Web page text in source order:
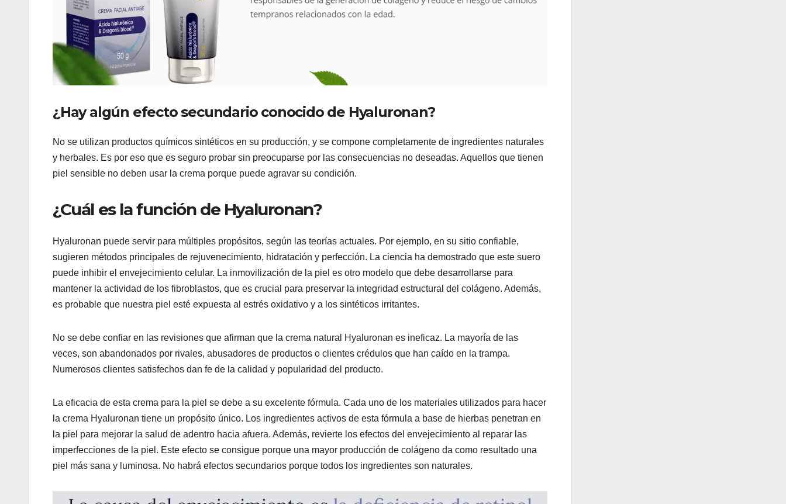
¿Hay algún efecto secundario conocido de Hyaluronan?
No se utilizan productos químicos sintéticos en su producción, y se compone completamente de ingredientes naturales
y herbales. Es por eso que es seguro probar sin preocuparse por las consecuencias no deseadas. Aquellos que tienen
piel sensible no deben usar la crema porque puede agravar su condición.
¿Cuál es la función de Hyaluronan?
Hyaluronan puede servir para múltiples propósitos, según las teorías actuales. Por ejemplo, en su sitio confiable,
sugieren métodos principales de rejuvenecimiento, hidratación y perfección. La ciencia ha demostrado que este suero
puede inhibir el envejecimiento celular. La inmovilización de la piel es otro modelo que debe desarrollarse para
mantener la actividad de los fibroblastos, que es crucial para preservar la integridad estructural del colágeno. Además,
es probable que nuestra piel esté expuesta al estrés oxidativo y a los sintéticos irritantes.
No se debe confiar en las revisiones que afirman que la crema natural Hyaluronan es ineficaz. La mayoría de las
veces, son abandonados por rivales, abusadores de productos o clientes crédulos que han caído en la trampa.
Numerosos clientes satisfechos dan fe de la calidad y popularidad del producto.
La eficacia de esta crema para la piel se debe a su excelente fórmula. Cada uno de los materiales utilizados para hacer
la crema Hyaluronan tiene un propósito único. Los ingredientes activos de esta fórmula a base de hierbas penetran en
la piel para mejorar la salud de adentro hacia afuera. Además, revierte los efectos del envejecimiento al reparar las
imperfecciones de la piel. Este efecto se consigue porque una mayor producción de colágeno da como resultado una
piel más sana y luminosa. No habrá efectos secundarios porque todos los ingredientes son naturales.